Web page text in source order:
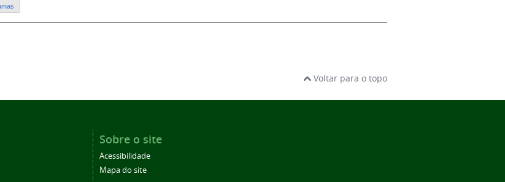
Voltar para o topo
Sobre o site
Acessibilidade
Mapa do site